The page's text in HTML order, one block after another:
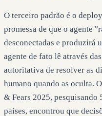
O terceiro padrão é o
promessa de que o agente
desconectadas e produzirá
agente de fato lê através
autoritativa de resolver as
humano quando as oculta.
& Fears 2025, pesquisando
países, encontrou que